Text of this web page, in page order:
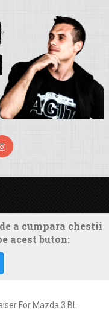
a cumpara chestii
acest buton:
For Mazda 3 BL